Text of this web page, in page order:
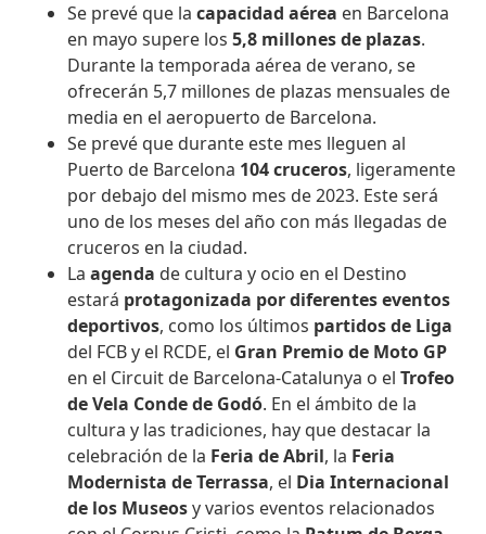
Se prevé que la capacidad aérea en Barcelona
en mayo supere los5,8 millones de plazas.
Durante la temporada aérea de verano, se
ofrecerán 5,7 millones de plazas mensuales de
media en el aeropuerto de Barcelona.
Se prevé que durante este mes lleguen al
Puerto de Barcelona 104 cruceros, ligeramente
por debajo del mismo mes de 2023. Este será
uno de los meses del año con más llegadas de
cruceros en la ciudad.
Laagenda de cultura y ocio en el Destino
estará protagonizada por diferentes eventos
deportivos, como los últimos partidos de Liga
del FCB y el RCDE, el Gran Premio de Moto GP
en el Circuit de Barcelona-Catalunya o elTrofeo
de Vela Conde de Godó. En el ámbito de la
cultura y las tradiciones, hay que destacar la
celebración de la Feria de Abril, la Feria
Modernista de Terrassa, el Dia Internacional
de los Museosy varios eventos relacionados